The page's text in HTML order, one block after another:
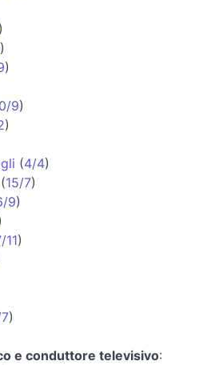
)
)
)
9)
)
(4/4)
(15/7)
9)
11)
)
e conduttore televisivo: